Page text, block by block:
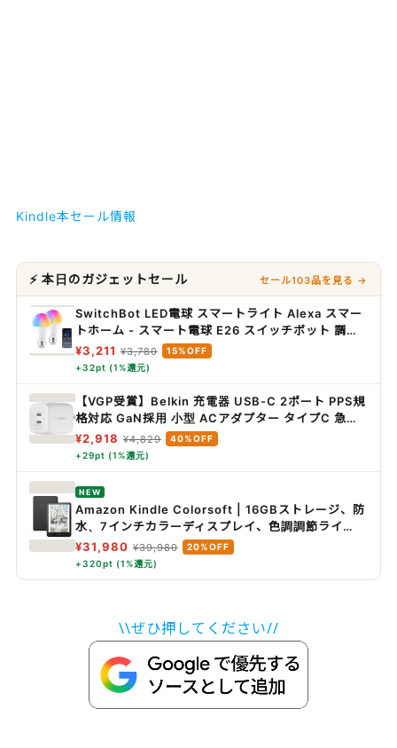
Kindle本セール情報
⚡ 本日のガジェットセール セール103品を見る →
SwitchBot LED電球 スマートライト Alexa スマー
トホーム - スマート電球 E26 スイッチボット 調光
調色 広配光 800lm 60W形相当 電球色・昼白色対
応 RGBCWマルチカラー 1600万色 間接照明
Google Home IFTTT イフト Siri SmartThings
に対応(2個パック)
¥3,211 ¥3,780
15%OFF
+32pt (1%還元)
【VGP受賞】Belkin 充電器 USB-C 2ポート PPS規
格対応 GaN採用 小型 ACアダプター タイプC 急速
充電 軽量【PD3.0対応 /PSE認証/折りたたみ式プラ
グ】45W(25W+20W) MacBook Windows PC
Surface Pro iPad iPhone 17,16～12対応 Galaxy
Android スマホ 各種ノートPC対応 WCH011dqWH
¥2,918 ¥4,829
40%OFF
+29pt (1%還元)
NEW
Amazon Kindle Colorsoft | 16GBストレージ、防
水、7インチカラーディスプレイ、色調調節ライ
ト、最大8週間持続バッテリー、広告無し、ブラッ
ク (2025年発売)
¥31,980 ¥39,980
20%OFF
+320pt (1%還元)
\\ぜひ押してください//